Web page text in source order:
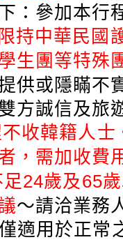
：參加本行
持中華民國
生團等特殊
供或隱瞞不
方誠信及旅
收韓籍人
，需加收費
24歲及65
～請洽業務
適用於正常